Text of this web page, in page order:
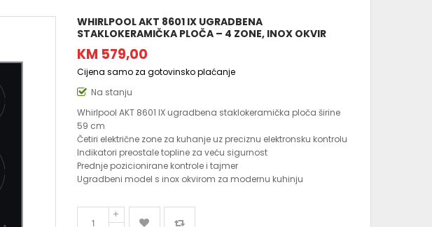
WHIRLPOOL AKT 8601 IX UGRADBENA
STAKLOKERAMIČKA PLOČA – 4 ZONE, INOX OKVIR
KM 579,00
Cijena samo za gotovinsko plaćanje
Na stanju
Whirlpool AKT 8601 IX ugradbena staklokeramička ploča širine
59 cm
Četiri električne zone za kuhanje uz preciznu elektronsku kontrolu
Indikatori preostale topline za veću sigurnost
Prednje pozicionirane kontrole i tajmer
Ugradbeni model s inox okvirom za modernu kuhinju